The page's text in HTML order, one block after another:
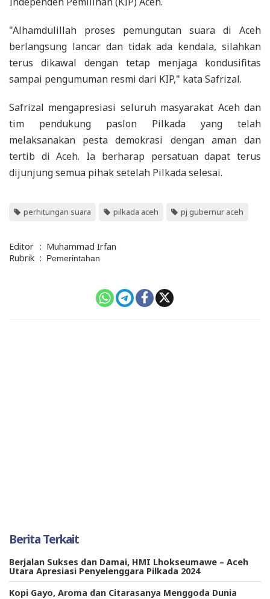
"Alhamdulillah proses pemungutan suara di Aceh
berlangsung lancar dan tidak ada kendala, silahkan
terus dikawal dengan tetap menjaga kondusifitas
sampai pengumuman resmi dari KIP," kata Safrizal.
Safrizal mengapresiasi seluruh masyarakat Aceh dan
tim pendukung paslon Pilkada yang telah
melaksanakan pesta demokrasi dengan aman dan
tertib di Aceh. Ia berharap persatuan dapat terus
dijunjung semua pihak setelah Pilkada selesai.
perhitungan suara pilkada aceh pj gubernur aceh
Editor : Muhammad Irfan
Rubrik : Pemerintahan
Berita Terkait
Berjalan Sukses dan Damai, HMI Lhokseumawe – Aceh
Utara Apresiasi Penyelenggara Pilkada 2024
Kopi Gayo, Aroma dan Citarasanya Menggoda Dunia